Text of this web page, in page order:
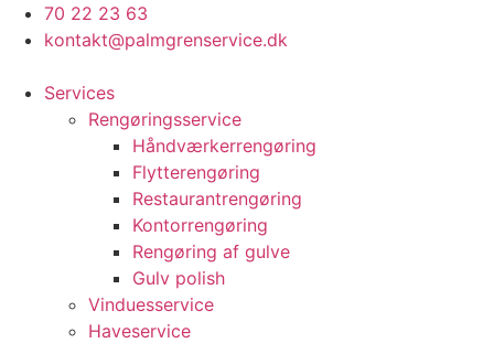
70 22 23 63
kontakt@palmgrenservice.dk
Services
Rengøringsservice
Håndværkerrengøring
Flytterengøring
Restaurantrengøring
Kontorrengøring
Rengøring af gulve
Gulv polish
Vinduesservice
Haveservice